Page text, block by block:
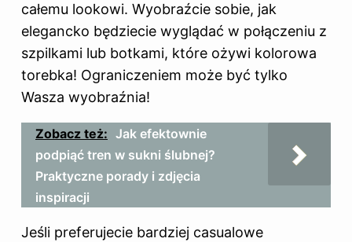
całemu lookowi. Wyobraźcie sobie, jak
elegancko będziecie wyglądać w połączeniu z
szpilkami lub botkami, które ożywi kolorowa
torebka! Ograniczeniem może być tylko
Wasza wyobraźnia!
Zobacz też: Jak efektownie
podpiąć tren w sukni ślubnej?
Praktyczne porady i zdjęcia
inspiracji
Jeśli preferujecie bardziej casualowe